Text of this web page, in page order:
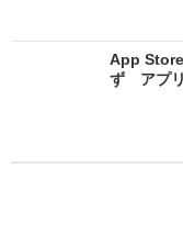
App
ず アプ